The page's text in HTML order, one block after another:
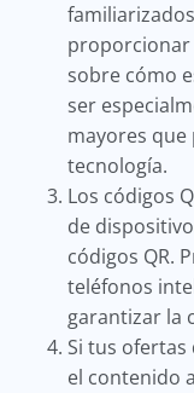
proporcionar
sobre cómo
ser
mayores
tecnología.
Los códigos
de
códigos QR.
teléfonos
garantizar la
Si tus ofertas
el contenido